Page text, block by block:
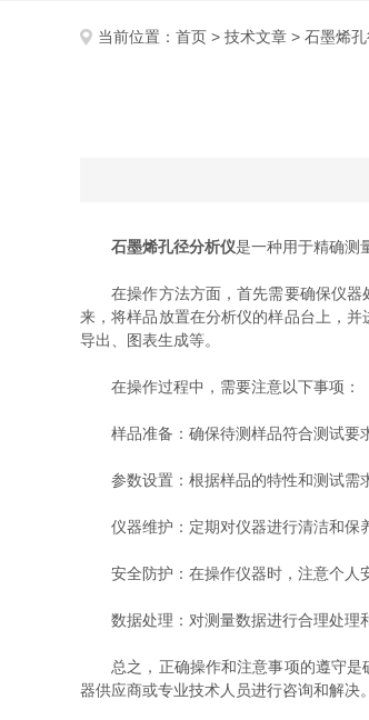
当前位置： 首页 > 技术文章 > 石墨烯
石墨烯孔径分析仪是一种用于精确测
在操作方法方面，首先需要确保仪器处
来，将样品放置在分析仪的样品台上，
导出、图表生成等。
在操作过程中，需要注意以下事项：
样品准备：确保待测样品符合测试要求
参数设置：根据样品的特性和测试需求
仪器维护：定期对仪器进行清洁和保养
安全防护：在操作仪器时，注意个人安
数据处理：对测量数据进行合理处理和
总之，正确操作和注意事项的遵守是
器供应商或专业技术人员进行咨询和解决。